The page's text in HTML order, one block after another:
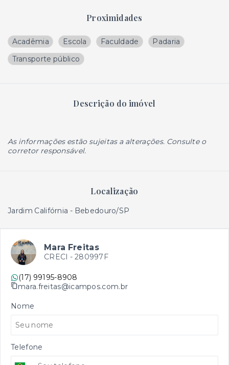
Proximidades
Acadêmia Escola Faculdade
Padaria
Transporte público
Descrição do imóvel
As informações estão sujeitas a alterações. Consulte o
corretor responsável.
Localização
Jardim Califórnia - Bebedouro/SP
Mara Freitas
CRECI - 280997F
(17) 99195-8908
mara.freitas@icampos.com.br
Nome
Telefone